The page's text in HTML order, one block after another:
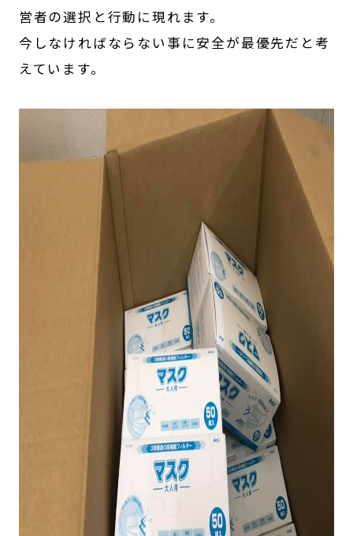
営者の選択と行動に現れます。
今しなければならない事に安全が最優先だと考
えています。